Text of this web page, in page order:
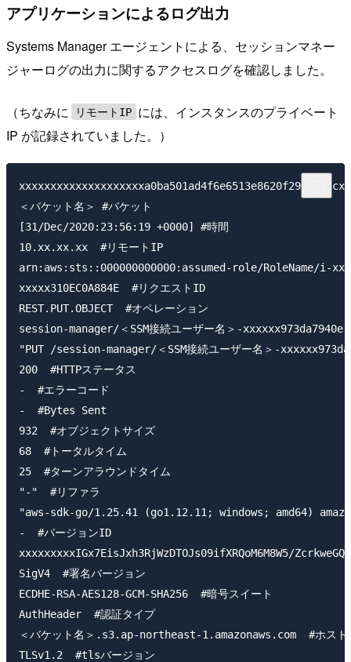
アプリケーションによるログ出力
Systems Manager エージェントによる、セッションマネー
ジャーログの出力に関するアクセスログを確認しました。
（ちなみに リモートIP には、インスタンスのプライベート
IP が記録されていました。）
＜バケット名＞ #バケット
[31/Dec/2020:23:56:19 +0000] #時間
10.xx.xx.xx  #リモートIP
arn:aws:sts::000000000000:assumed-role/RoleName/i-
xxxxx310EC0A884E  #リクエストID
REST.PUT.OBJECT  #オペレーション
session-manager/＜SSM接続ユーザー名＞-
"PUT /session-manager/＜SSM接続ユーザー名＞-
200  #HTTPステータス
-  #エラーコード
-  #Bytes Sent
932  #オブジェクトサイズ
68  #トータルタイム
25  #ターンアラウンドタイム
"-"  #リファラ
"aws-sdk-go/1.25.41 (go1.12.11; windows; amd64)
-  #バージョンID
xxxxxxxxxIGx7EisJxh3RjWzDTOJs09ifXRQoM6M8W5/
SigV4  #署名バージョン
ECDHE-RSA-AES128-GCM-SHA256  #暗号スイート
AuthHeader  #認証タイプ
＜バケット名＞.s3.ap-northeast-1.amazonaws.com  #ホスト